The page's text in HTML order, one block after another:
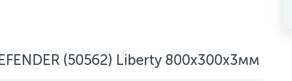
(50562) Liberty 800х300х3мм